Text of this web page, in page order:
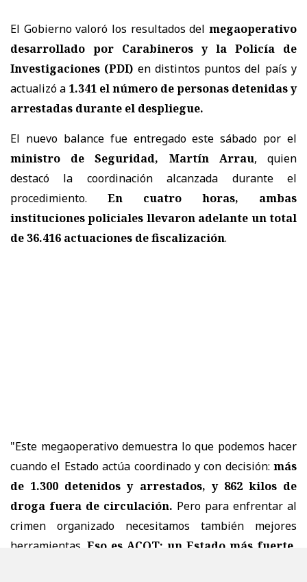
El Gobierno valoró los resultados del megaoperativo
desarrollado por Carabineros y la Policía de
Investigaciones (PDI) en distintos puntos del país y
actualizó a 1.341 el número de personas detenidas y
arrestadas durante el despliegue.
El nuevo balance fue entregado este sábado por el
ministro de Seguridad, Martín Arrau, quien
destacó la coordinación alcanzada durante el
procedimiento. En cuatro horas, ambas
instituciones policiales llevaron adelante un total
de 36.416 actuaciones de fiscalización.
"Este megaoperativo demuestra lo que podemos hacer
cuando el Estado actúa coordinado y con decisión: más
de 1.300 detenidos y arrestados, y 862 kilos de
droga fuera de circulación. Pero para enfrentar al
crimen organizado necesitamos también mejores
herramientas. Eso es ACOT: un Estado más fuerte,